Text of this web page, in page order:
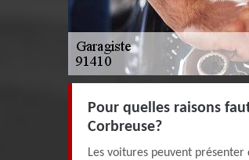
Pour quelles raisons
Corbreuse?
Les voitures peuvent